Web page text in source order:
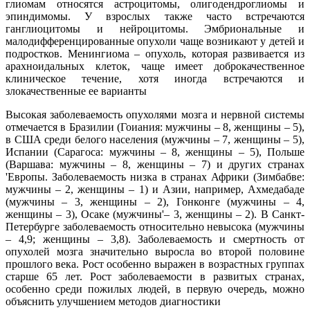
глиомам относятся астроцитомы, олигодендроглиомы и
эпиндимомы. У взрослых также часто встречаются
ганглиоцитомы и нейроцитомы. Эмбриональные и
малодифференцированные опухоли чаще возникают у детей и
подростков. Менингиома – опухоль, которая развивается из
арахноидальных клеток, чаще имеет доброкачественное
клиническое течение, хотя иногда встречаются и
злокачественные ее варианты
Высокая заболеваемость опухолями мозга и нервной системы
отмечается в Бразилии (Гоиания: мужчины – 8, женщины – 5),
в США среди белого населения (мужчины – 7, женщины – 5),
Испании (Сарагоса: мужчины – 8, женщины – 5), Польше
(Варшава: мужчины – 8, женщины – 7) и других странах
'Европы. Заболеваемость низка в странах Африки (Зимбабве:
мужчины – 2, женщины – 1) и Азии, например, Ахмедабаде
(мужчины – 3, женщины – 2), Гонконге (мужчины – 4,
женщины – 3), Осаке (мужчины'– 3, женщины – 2). В Санкт-
Петербурге заболеваемость относительно невысока (мужчины
– 4,9; женщины – 3,8). Заболеваемость и смертность от
опухолей мозга значительно выросла во второй половине
прошлого века. Рост особенно выражен в возрастных группах
старше 65 лет. Рост заболеваемости в развитых странах,
особенно среди пожилых людей, в первую очередь, можно
объяснить улучшением методов диагностики